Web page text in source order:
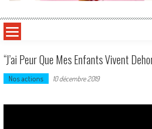
“J’ai Peur Que Mes Enfants Vivent
Nos actions 10 décembre 2019